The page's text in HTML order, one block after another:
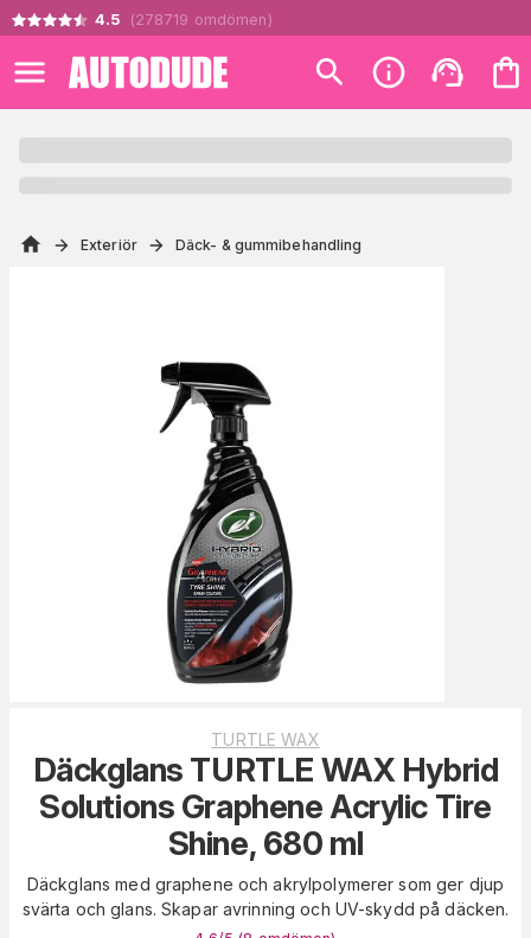
4.5 (278719 omdömen )
Exteriör Däck- & gummibehandling
TURTLE WAX
Däckglans TURTLE WAX Hybrid
Solutions Graphene Acrylic Tire
Shine, 680 ml
Däckglans med graphene och akrylpolymerer som ger djup
svärta och glans. Skapar avrinning och UV-skydd på däcken.